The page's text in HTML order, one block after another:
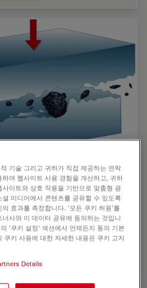
Cleanliness Analysis
necessary for technical
analysis
electronics manufacturing
in this article.
청정도 분석
기술 그리고 귀하가 직접 제공하는 연락
여 웹사이트 사용 경험을 개선하고, 귀하
이트와 상호 작용을 기반으로 맞춤형 광
미디어에서 콘텐츠를 공유할 수 있도록
효과를 측정합니다. '모든 쿠키 허용'를
사와 이 데이터 공유에 동의하는 것입니
'쿠키 설정' 섹션에서 언제든지 동의 기본
쿠키 사용에 대한 자세한 내용은 쿠키 고지
Details